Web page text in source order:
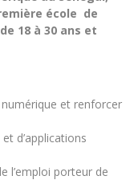
école de
18 à 30 ans et
et renforcer
d’applications
l’emploi porteur de